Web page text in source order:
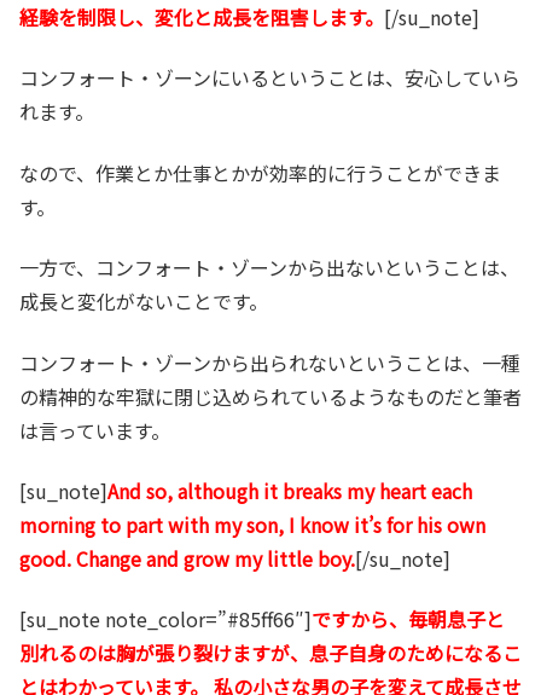
経験を制限し、変化と成長を阻害します。 [/su_note]
コンフォート・ゾーンにいるということは、安心していら
れます。
なので、作業とか仕事とかが効率的に行うことができま
す。
一方で、コンフォート・ゾーンから出ないということは、
成長と変化がないことです。
コンフォート・ゾーンから出られないということは、一種
の精神的な牢獄に閉じ込められているようなものだと筆者
は言っています。
[su_note]And so, although it breaks my heart each
morning to part with my son, I know it’s for his own
good. Change and grow my little boy.[/su_note]
[su_note note_color=”#85ff66″]ですから、毎朝息子と
別れるのは胸が張り裂けますが、息子自身のためになるこ
とはわかっています。 私の小さな男の子を変えて成長させ